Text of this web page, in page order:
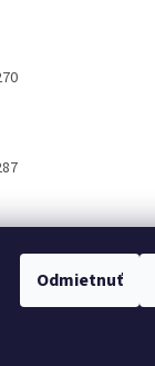
Odmietnuť